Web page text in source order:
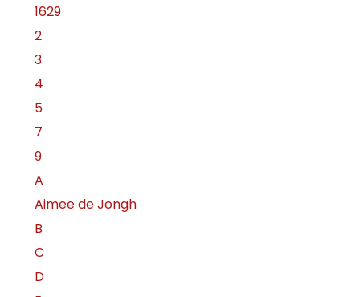
1629
2
3
4
5
7
9
A
Aimee de Jongh
B
C
D